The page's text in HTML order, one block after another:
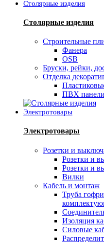
Столярные изделия
Столярные изделия
Строительные
Фанера
OSB
Бруски, рейки,
Отделка
ПВХ панели
Электротовары
Электротовары
Розетки и
Розетки и
Розетки и
Вилки
Кабель и монтаж
Труба
Изоляция
Силовые